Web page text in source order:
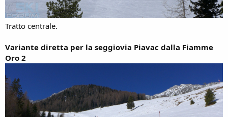
Tratto centrale.
Variante diretta per la seggiovia Piavac dalla Fiamme
Oro 2